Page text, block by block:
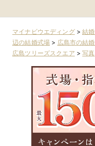
マイナビウエディング>結
辺の結婚式場 > 広島市の結
広島ツリーズスクエア >写真